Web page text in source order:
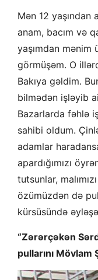
Mən 12 yaşından
anam, bacım və
yaşımdan
görmüşəm. O
Bakıya gəldim.
bilmədən işləyib
Bazarlarda fəhlə
sahibi oldum.
adamlar
apardığımızı
tutsunlar,
özümüzdən də
kürsüsündə
“Zərərçəkən
pullarını